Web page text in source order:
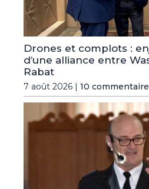
Drones et complots :
d’une alliance entre
Rabat
7 août 2026 | 10